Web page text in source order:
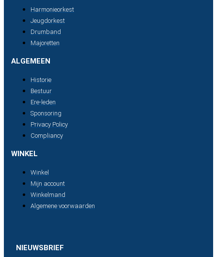
Harmonieorkest
Jeugdorkest
Drumband
Majoretten
ALGEMEEN
Historie
Bestuur
Ere-leden
Sponsoring
Privacy Policy
Compliancy
WINKEL
Winkel
Mijn account
Winkelmand
Algemene voorwaarden
NIEUWSBRIEF